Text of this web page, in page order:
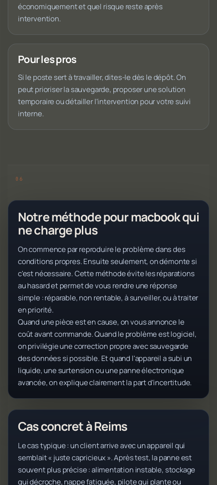
économiquement et quel risque reste après
intervention.
Pour les pros
Si le poste sert à travailler, dites-le dès le dépôt. On
peut prioriser la sauvegarde, proposer une solution
temporaire ou détailler l'intervention pour votre suivi
interne.
Notre méthode pour macbook qui
ne charge plus
On commence par reproduire le problème dans des
conditions propres. Ensuite seulement, on démonte si
c'est nécessaire. Cette méthode évite les réparations
au hasard et permet de vous rendre une réponse
simple : réparable, non rentable, à surveiller, ou à traiter
en priorité.
Quand une pièce est en cause, on vous annonce le
coût avant commande. Quand le problème est logiciel,
on privilégie une correction propre avec sauvegarde
des données si possible. Et quand l'appareil a subi un
liquide, une surtension ou une panne électronique
avancée, on explique clairement la part d'incertitude.
Cas concret à Reims
Le cas typique : un client arrive avec un appareil qui
semblait « juste capricieux ». Après test, la panne est
souvent plus précise : alimentation instable, stockage
qui décroche, nappe fatiguée, pilote qui plante ou